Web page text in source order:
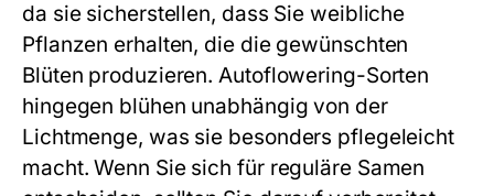
da sie sicherstellen, dass Sie weibliche
Pflanzen erhalten, die die gewünschten
Blüten produzieren. Autoflowering-Sorten
hingegen blühen unabhängig von der
Lichtmenge, was sie besonders pflegeleicht
macht. Wenn Sie sich für reguläre Samen